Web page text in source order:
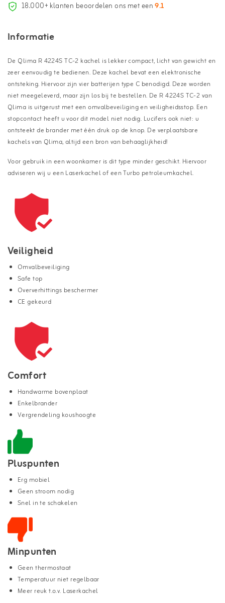
18.000+ klanten beoordelen ons met een9.1
Informatie
De Qlima R 4224S TC-2 kachel is lekker compact, licht van gewicht en
zeer eenvoudig te bedienen. Deze kachel bevat een elektronische
ontsteking. Hiervoor zijn vier batterijen type C benodigd. Deze worden
niet meegeleverd, maar zijn los bij te bestellen. De R 4224S TC-2 van
Qlima is uitgerust met een omvalbeveiliging en veiligheidsstop. Een
stopcontact heeft u voor dit model niet nodig. Lucifers ook niet: u
ontsteekt de brander met één druk op de knop. De verplaatsbare
kachels van Qlima, altijd een bron van behaaglijkheid!
Voor gebruik in een woonkamer is dit type minder geschikt. Hiervoor
adviseren wij u een Laserkachel of een Turbo petroleumkachel.
Veiligheid
Omvalbeveiliging
Safe top
Oververhittings beschermer
CE gekeurd
Comfort
Handwarme bovenplaat
Enkelbrander
Vergrendeling koushoogte
Pluspunten
Erg mobiel
Geen stroom nodig
Snel in te schakelen
Minpunten
Geen thermostaat
Temperatuur niet regelbaar
Meer reuk t.o.v. Laserkachel